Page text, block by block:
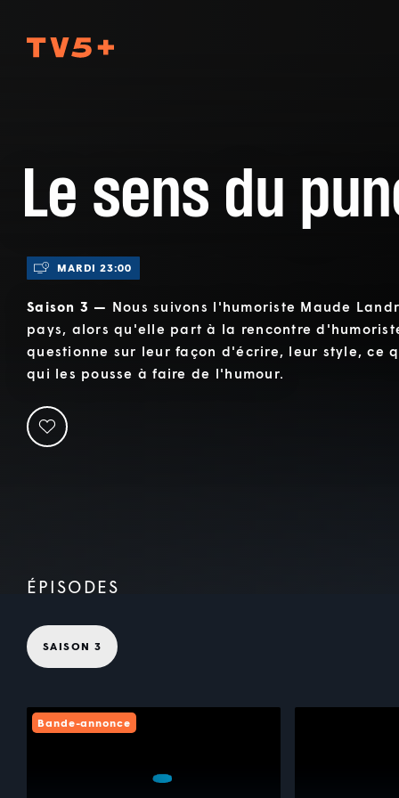
Le sens du
MARDI 23:00
Saison 3 — Nous suivons l'humoriste Maude
pays, alors qu'elle part à la rencontre
questionne sur leur façon d'écrire, leur style, ce
qui les pousse à faire de l'humour.
ÉPISODES
SAISON 3
Bande-annonce